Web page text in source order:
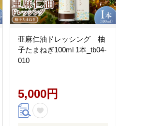
亜麻仁油ドレッシング 柚
子たまねぎ100ml 1本_tb04-
010
5,000円